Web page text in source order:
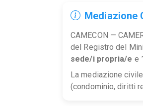
Mediazione
CAMECON —
del Registro del
sede/i propria/e e
La mediazione
(condominio, diritti